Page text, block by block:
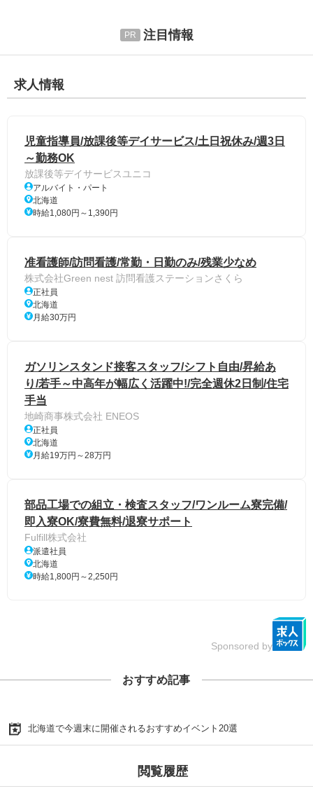
注目情報
求人情報
児童指導員/放課後等デイサービス/土日祝休み/週3日
～勤務OK
放課後等デイサービスユニコ
アルバイト・パート
北海道
時給1,080円～1,390円
准看護師/訪問看護/常勤・日勤のみ/残業少なめ
株式会社Green nest 訪問看護ステーションさくら
正社員
北海道
月給30万円
ガソリンスタンド接客スタッフ/シフト自由/昇給あ
り/若手～中高年が幅広く活躍中!/完全週休2日制/住宅
手当
地崎商事株式会社 ENEOS
正社員
北海道
月給19万円～28万円
部品工場での組立・検査スタッフ/ワンルーム寮完備/
即入寮OK/寮費無料/退寮サポート
Fulfill株式会社
派遣社員
北海道
時給1,800円～2,250円
Sponsored by
おすすめ記事
北海道で今週末に開催されるおすすめイベント20選
閲覧履歴